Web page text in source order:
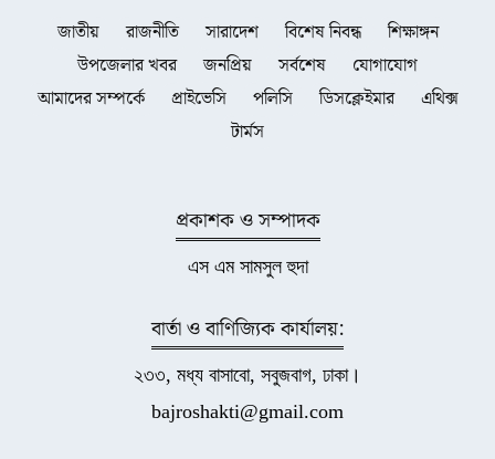
জাতীয় রাজনীতি সারাদেশ বিশেষ নিবন্ধ
শিক্ষাঙ্গন
উপজেলার খবর
জনপ্রিয় সর্বশেষ
যোগাযোগ
আমাদের সম্পর্কে
প্রাইভেসি পলিসি ডিসক্লেইমার
এথিক্স
টার্মস
প্রকাশক ও সম্পাদক
এস এম সামসুল হুদা
বার্তা ও বাণিজ্যিক কার্যালয়:
২৩৩, মধ্য বাসাবো, সবুজবাগ, ঢাকা।
bajroshakti@gmail.com